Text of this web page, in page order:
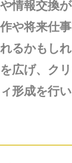
情報交換
や将来仕
るかもし
広げ、ク
形成を行い